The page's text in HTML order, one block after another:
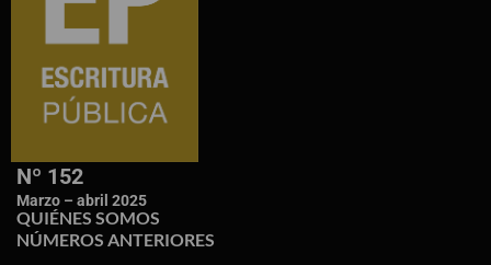
Nº 152
Marzo – abril 2025
QUIÉNES SOMOS
NÚMEROS ANTERIORES